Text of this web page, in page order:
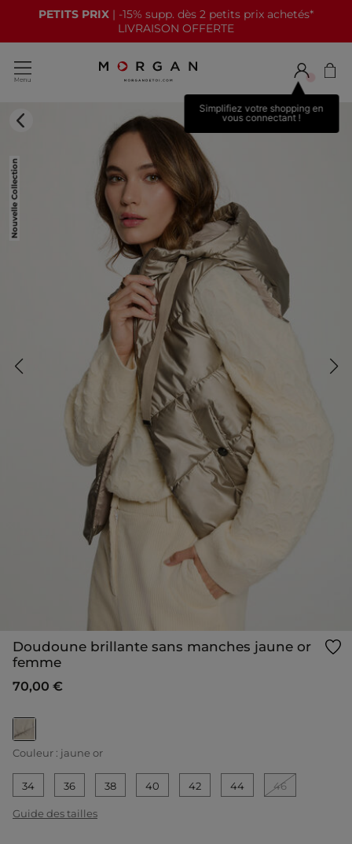
PETITS PRIX | -15% supp. dès 2 petits prix achetés*
LIVRAISON OFFERTE
Simplifiez votre shopping en
vous connectant !
Nouvelle Collection
Doudoune brillante sans manches jaune or
femme
70,00 €
selected
Couleur : jaune or
34 36 38 40 42 44 46
Guide des tailles